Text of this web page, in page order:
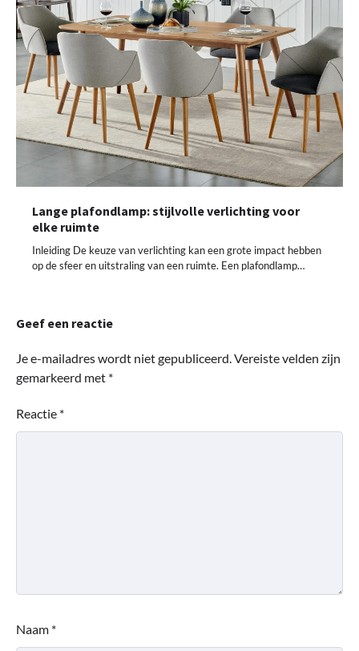
Lange plafondlamp: stijlvolle verlichting voor
elke ruimte
Inleiding De keuze van verlichting kan een grote impact hebben
op de sfeer en uitstraling van een ruimte. Een plafondlamp…
Geef een reactie
Je e-mailadres wordt niet gepubliceerd. Vereiste velden zijn
gemarkeerd met *
Reactie *
Naam *